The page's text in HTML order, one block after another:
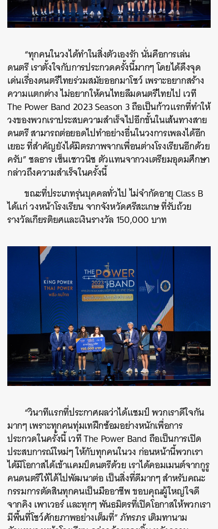
“ทุกคนในวงได้ทำในสิ่งตัวเองรัก นั่นคือการเล่น
ดนตรี เราตั้งใจกับการประกวดครั้งนี้มากๆ โดยได้ดึงจุด
เด่นเรื่องดนตรีไทยร่วมสมัยออกมาโชว์ เพราะอยากสร้าง
ความแตกต่าง ไม่อยากให้คนไทยลืมดนตรีไทยไป เวที
The Power Band 2023 Season 3 ถือเป็นก้าวแรกที่ทำให้
วงของพวกเราประสบความสำเร็จไปอีกขั้นในเส้นทางสาย
ดนตรี สามารถต่อยอดไปทำอย่างอื่นในวงการเพลงได้อีก
เยอะ ที่สำคัญยังได้มิตรภาพจากเพื่อนต่างโรงเรียนอีกด้วย
ครับ” ชลธาร เซ็นเชาวนิช ตัวแทนจากวงเตรียมอุดมศึกษา
กล่าวถึงความสำเร็จในครั้งนี้
ขณะที่ประเภทรุ่นบุคคลทั่วไป ไม่จำกัดอายุ Class B
ได้แก่ วงหน้าโรงเรียน จากจังหวัดศรีสะเกษ ที่รับถ้วย
รางวัลเกียรติยศและเงินรางวัล 150,000 บาท
“วินาทีแรกที่ประกาศผลว่าได้แชมป์ พวกเราดีใจกัน
มากๆ เพราะทุกคนทุ่มเทฝึกซ้อมอย่างหนักเพื่อการ
ประกวดในครั้งนี้ เวที The Power Band ถือเป็นการเปิด
ประสบการณ์ใหม่ๆ ให้กับทุกคนในวง ก่อนหน้านี้พวกเรา
ได้มีโอกาสได้เข้าแคมป์ดนตรีด้วย เราได้คอมเมนต์จากกูรู
คนดนตรีให้ได้ไปพัฒนาต่อ เป็นสิ่งที่ดีมากๆ สำหรับคณะ
กรรมการตัดสินทุกคนเป็นมืออาชีพ ขอบคุณผู้ใหญ่ใจดี
จากคิง เพาเวอร์ และทุกๆ พันธมิตรที่เปิดโอกาสให้พวกเรา
มีพื้นที่โชว์ศักยภาพอย่างเต็มที่” ภัทรภร เติมทานาม
ค้นหา
SHARE TWEET LINE EMAIL